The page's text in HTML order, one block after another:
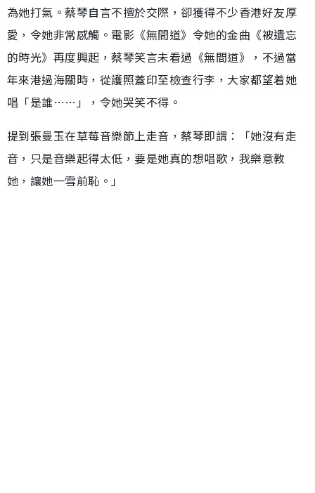
為她打氣。蔡琴自言不擅於交際，卻獲得不少香港好友厚
愛，令她非常感觸。電影《無間道》令她的金曲《被遺忘
的時光》再度興起，蔡琴笑言未看過《無間道》，不過當
年來港過海關時，從護照蓋印至檢查行李，大家都望着她
唱「是誰……」，令她哭笑不得。
提到張曼玉在草莓音樂節上走音，蔡琴即謂：「她沒有走
音，只是音樂起得太低，要是她真的想唱歌，我樂意教
她，讓她一雪前恥。」